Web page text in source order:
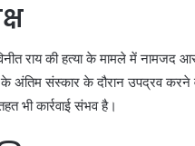
राय की हत्या के मामले में नामजद
अंतिम संस्कार के दौरान उपद्रव करने
भी कार्रवाई संभव है।